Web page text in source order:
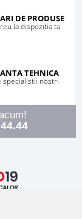
DE PRODUSE
la dispozitia ta
TEHNICA
specialistii nostri